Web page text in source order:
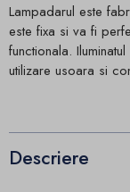
Lampadarul este
este fixa si va fi
functionala.
utilizare usoara si
Descriere